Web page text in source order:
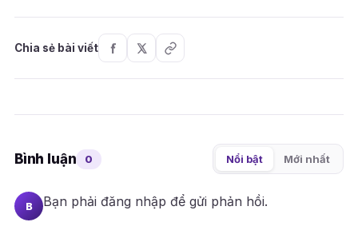
Chia sẻ bài viết
Bình luận 0 Nổi bật Mới nhất
B Bạn phải đăng nhập để gửi phản hồi.